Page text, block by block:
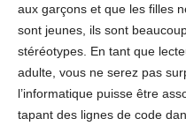
aux garçons et que les filles
sont jeunes, ils sont
stéréotypes. En tant que
adulte, vous ne serez pas
l’informatique puisse être
tapant des lignes de code